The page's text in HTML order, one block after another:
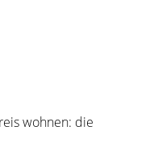
wohnen: die